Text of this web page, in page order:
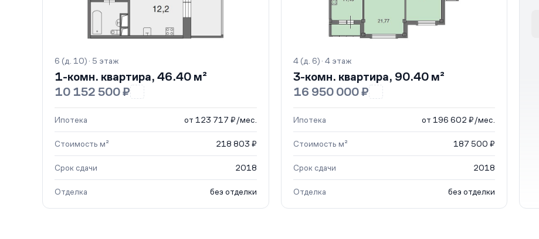
6 (д. 10) · 5 этаж
1-комн. квартира, 46.40 м²
10 152 500 ₽
Ипотека от 123 717 ₽/мес.
Стоимость м² 218 803 ₽
Срок сдачи 2018
Отделка без отделки
4 (д. 6) · 4 этаж
3-комн. квартира, 90.40 м²
16 950 000 ₽
Ипотека от 196 602 ₽/мес.
Стоимость м² 187 500 ₽
Срок сдачи 2018
Отделка без отделки